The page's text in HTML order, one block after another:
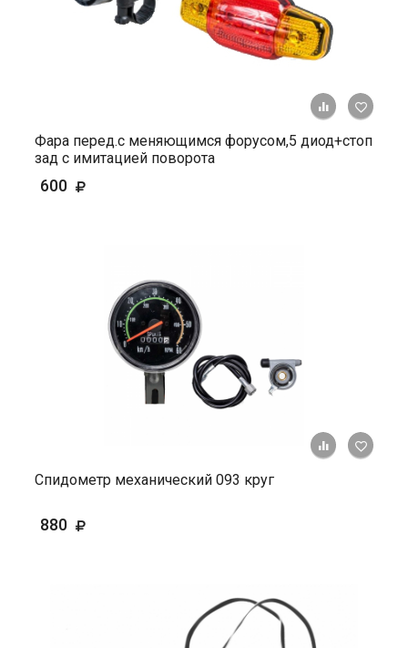
+ К
Фара перед.с меняющимся форусом,5 диод+стоп
зад с имитацией поворота
600
+ К
Спидометр механический 093 круг
880